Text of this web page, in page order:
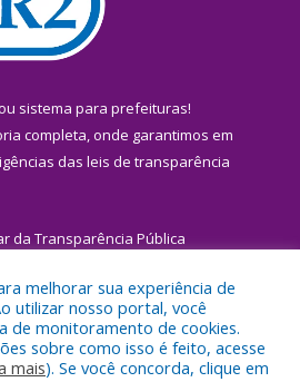
sistema para prefeituras!
completa, onde garantimos em
das leis de transparência
da Transparência Pública
a Prefeitura Municipal de Igarapé-
Miri.
melhorar sua experiência de
utilizar nosso portal, você
de monitoramento de cookies.
sobre como isso é feito, acesse
mais). Se você concorda, clique em